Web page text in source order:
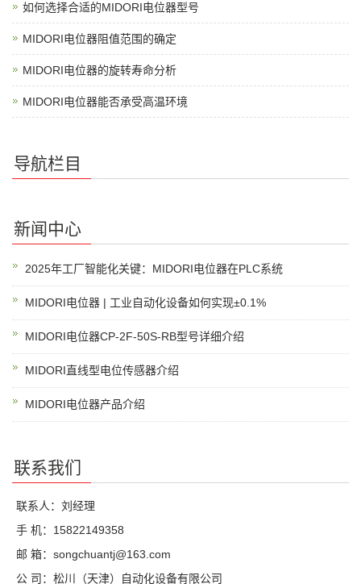
如何选择合适的MIDORI电位器型号
MIDORI电位器阻值范围的确定
MIDORI电位器的旋转寿命分析
MIDORI电位器能否承受高温环境
导航栏目
新闻中心
2025年工厂智能化关键：MIDORI电位器在PLC系统
MIDORI电位器 | 工业自动化设备如何实现±0.1%
MIDORI电位器CP-2F-50S-RB型号详细介绍
MIDORI直线型电位传感器介绍
MIDORI电位器产品介绍
联系我们
联系人：刘经理
手 机：15822149358
邮 箱：songchuantj@163.com
公 司：松川（天津）自动化设备有限公司